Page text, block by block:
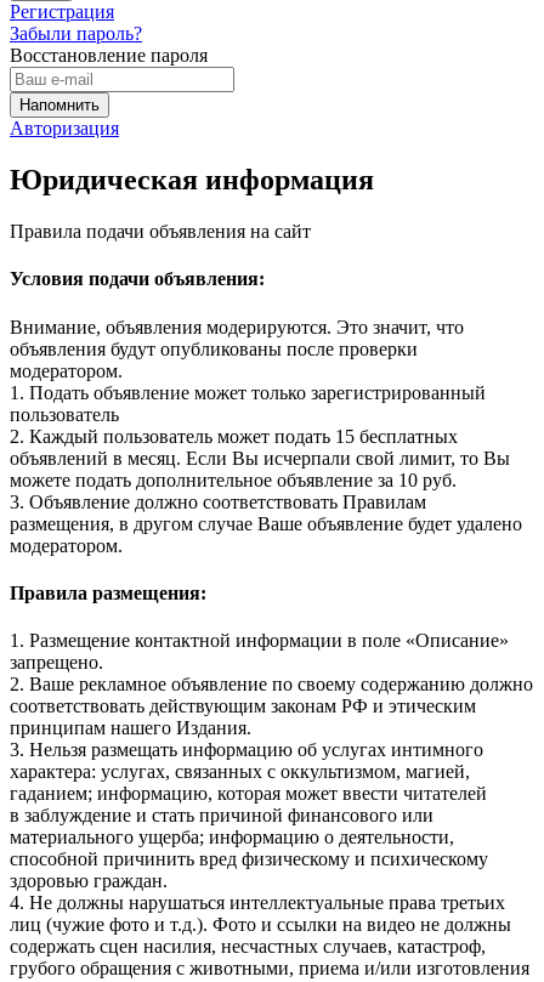
Регистрация
Забыли пароль?
Восстановление пароля
Авторизация
Юридическая информация
Правила подачи объявления на сайт
Условия подачи объявления:
Внимание, объявления модерируются. Это значит, что
объявления будут опубликованы после проверки
модератором.
1. Подать объявление может только зарегистрированный
пользователь
2. Каждый пользователь может подать 15 бесплатных
объявлений в месяц. Если Вы исчерпали свой лимит, то Вы
можете подать дополнительное объявление за 10 руб.
3. Объявление должно соответствовать Правилам
размещения, в другом случае Ваше объявление будет удалено
модератором.
Правила размещения:
1. Размещение контактной информации в поле «Описание»
запрещено.
2. Ваше рекламное объявление по своему содержанию должно
соответствовать действующим законам РФ и этическим
принципам нашего Издания.
3. Нельзя размещать информацию об услугах интимного
характера: услугах, связанных с оккультизмом, магией,
гаданием; информацию, которая может ввести читателей
в заблуждение и стать причиной финансового или
материального ущерба; информацию о деятельности,
способной причинить вред физическому и психическому
здоровью граждан.
4. Не должны нарушаться интеллектуальные права третьих
лиц (чужие фото и т.д.). Фото и ссылки на видео не должны
содержать сцен насилия, несчастных случаев, катастроф,
грубого обращения с животными, приема и/или изготовления